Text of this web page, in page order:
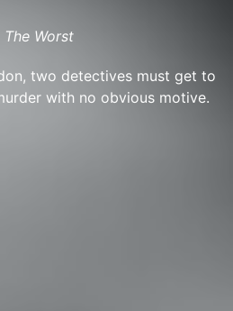
Worst
two detectives must get to
with no obvious motive.